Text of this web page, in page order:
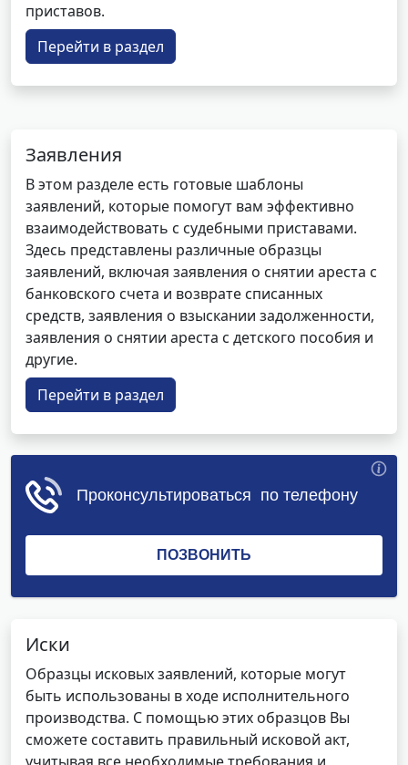
приставов.
Перейти в раздел
Заявления
В этом разделе есть готовые шаблоны
заявлений, которые помогут вам эффективно
взаимодействовать с судебными приставами.
Здесь представлены различные образцы
заявлений, включая заявления о снятии ареста с
банковского счета и возврате списанных
средств, заявления о взыскании задолженности,
заявления о снятии ареста с детского пособия и
другие.
Перейти в раздел
Иски
Образцы исковых заявлений, которые могут
быть использованы в ходе исполнительного
производства. С помощью этих образцов Вы
сможете составить правильный исковой акт,